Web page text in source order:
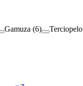
Gamuza (6) Terciopelo